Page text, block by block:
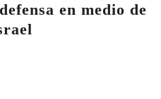
en medio de